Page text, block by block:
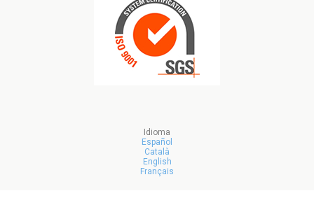
Idioma
Español
Català
English
Français